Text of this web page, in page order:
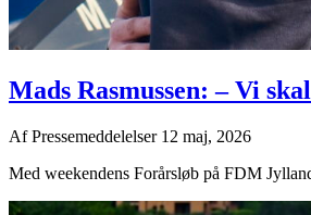
Mads Rasmussen: – Vi
AfPressemeddelelser 12 maj, 2026
Med weekendens Forårsløb på FDM